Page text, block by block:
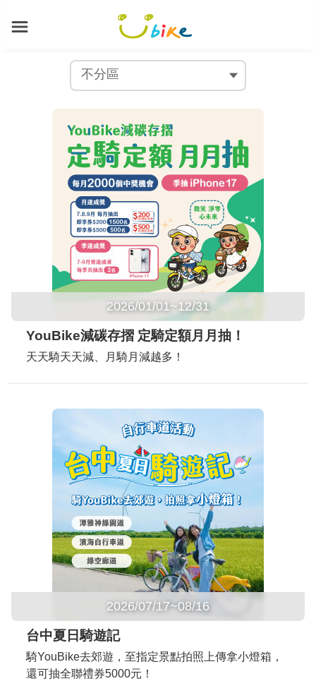
2026/01/01~12/31
YouBike減碳存摺 定騎定額月月抽！
天天騎天天減、月騎月減越多！
2026/07/17~08/16
台中夏日騎遊記
騎YouBike去郊遊，至指定景點拍照上傳拿小燈箱，
還可抽全聯禮券5000元！